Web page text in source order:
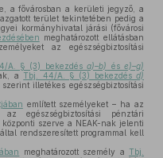
a fővárosban a kerületi jegyző, a
terület tekintetében pedig a
kormányhivatal járási (fővárosi
meghatározott ellátásban
az egészségbiztosítási
A. § (3) bekezdésa)–b) ése)–g)
a Tbj. 44/A. § (3) bekezdésd)
illetékes egészségbiztosítási
említett személyeket – ha az
egészségbiztosítási pénztári
szerve a NEAK-nak jelenti
rendszeresített programmal kell
meghatározott személy a Tbj.